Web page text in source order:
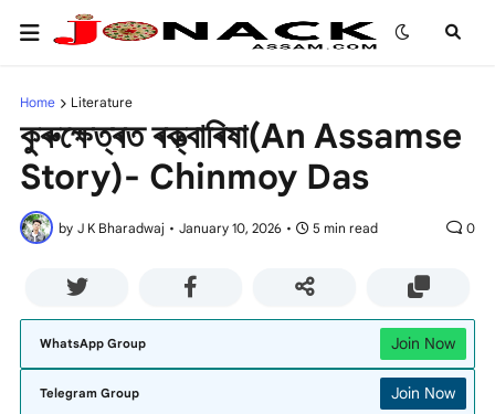
Home Literature
কুৰুক্ষেত্ৰত ৰক্ত্বাৰিষা(An Assamse
Story)- Chinmoy Das
by J K Bharadwaj • January 10, 2026 • 5 min read 0
WhatsApp Group Join Now
Telegram Group Join Now